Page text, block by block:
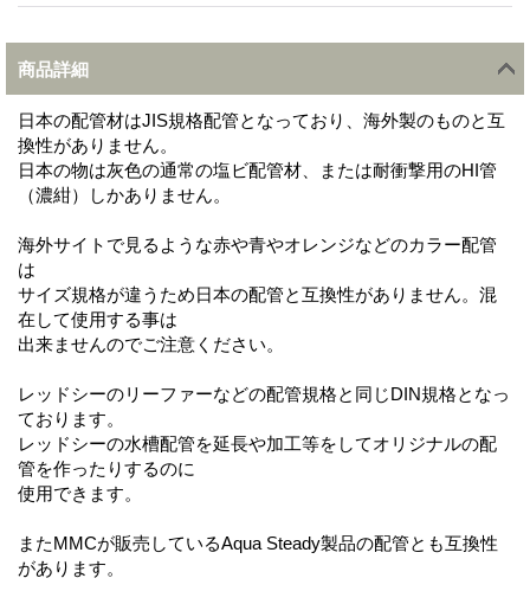
商品詳細
日本の配管材はJIS規格配管となっており、海外製のものと互
換性がありません。
日本の物は灰色の通常の塩ビ配管材、または耐衝撃用のHI管
（濃紺）しかありません。
海外サイトで見るような赤や青やオレンジなどのカラー配管
は
サイズ規格が違うため日本の配管と互換性がありません。混
在して使用する事は
出来ませんのでご注意ください。
レッドシーのリーファーなどの配管規格と同じDIN規格となっ
ております。
レッドシーの水槽配管を延長や加工等をしてオリジナルの配
管を作ったりするのに
使用できます。
またMMCが販売しているAqua Steady製品の配管とも互換性
があります。